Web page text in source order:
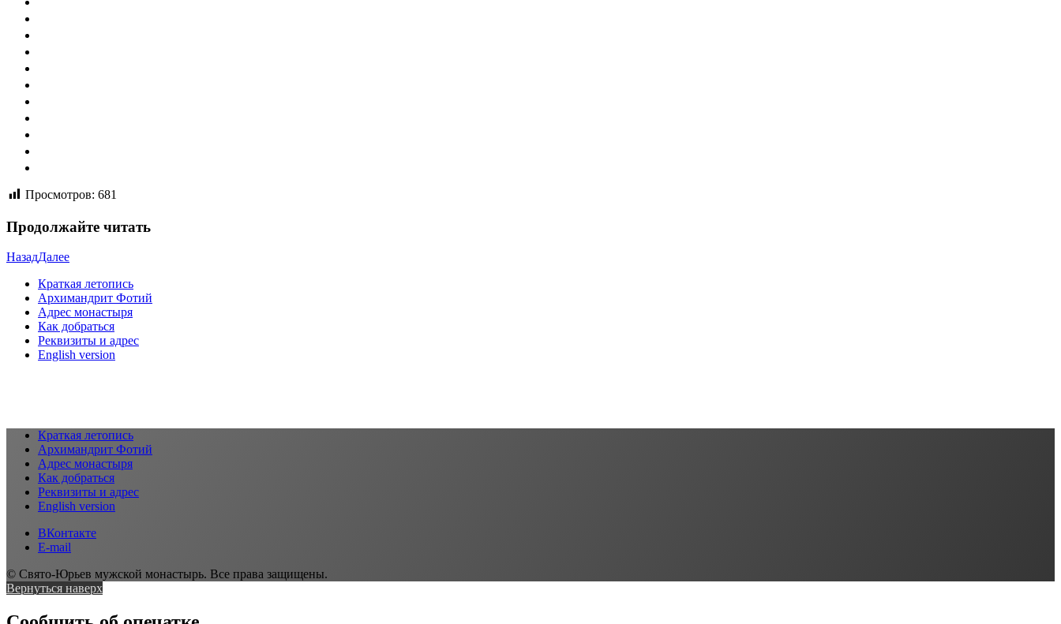
Просмотров: 681
Продолжайте читать
НазадДалее
Краткая летопись
Архимандрит Фотий
Адрес монастыря
Как добраться
Реквизиты и адрес
English version
Краткая летопись
Архимандрит Фотий
Адрес монастыря
Как добраться
Реквизиты и адрес
English version
ВКонтакте
E-mail
© Свято-Юрьев мужской монастырь. Все права защищены.
Вернуться наверх